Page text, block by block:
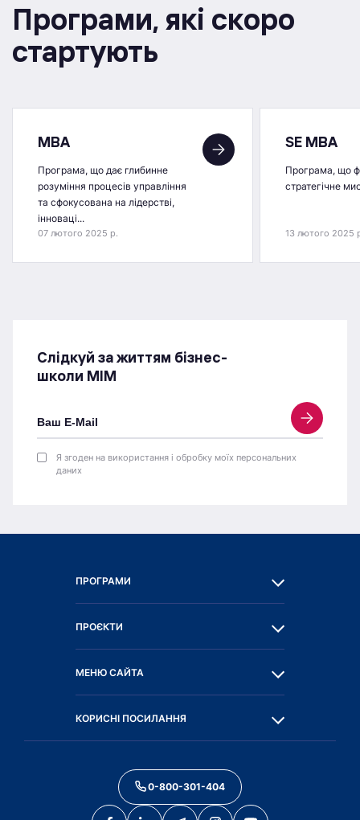
Програми, якi скоро
стартують
MBA
Програма, що дає глибинне
розуміння процесів управління
та сфокусована на лідерстві,
інноваці...
07 лютого 2025 р.
SE MBA
Програма, що
стратегічне
13 лютого 2025
Слідкуй за життям бізнес-
школи МІМ
Я згоден на використання і обробку моїх персональних
даних
ПРОГРАМИ
ПРОЄКТИ
МЕНЮ САЙТА
КОРИСНІ ПОСИЛАННЯ
0-800-301-404